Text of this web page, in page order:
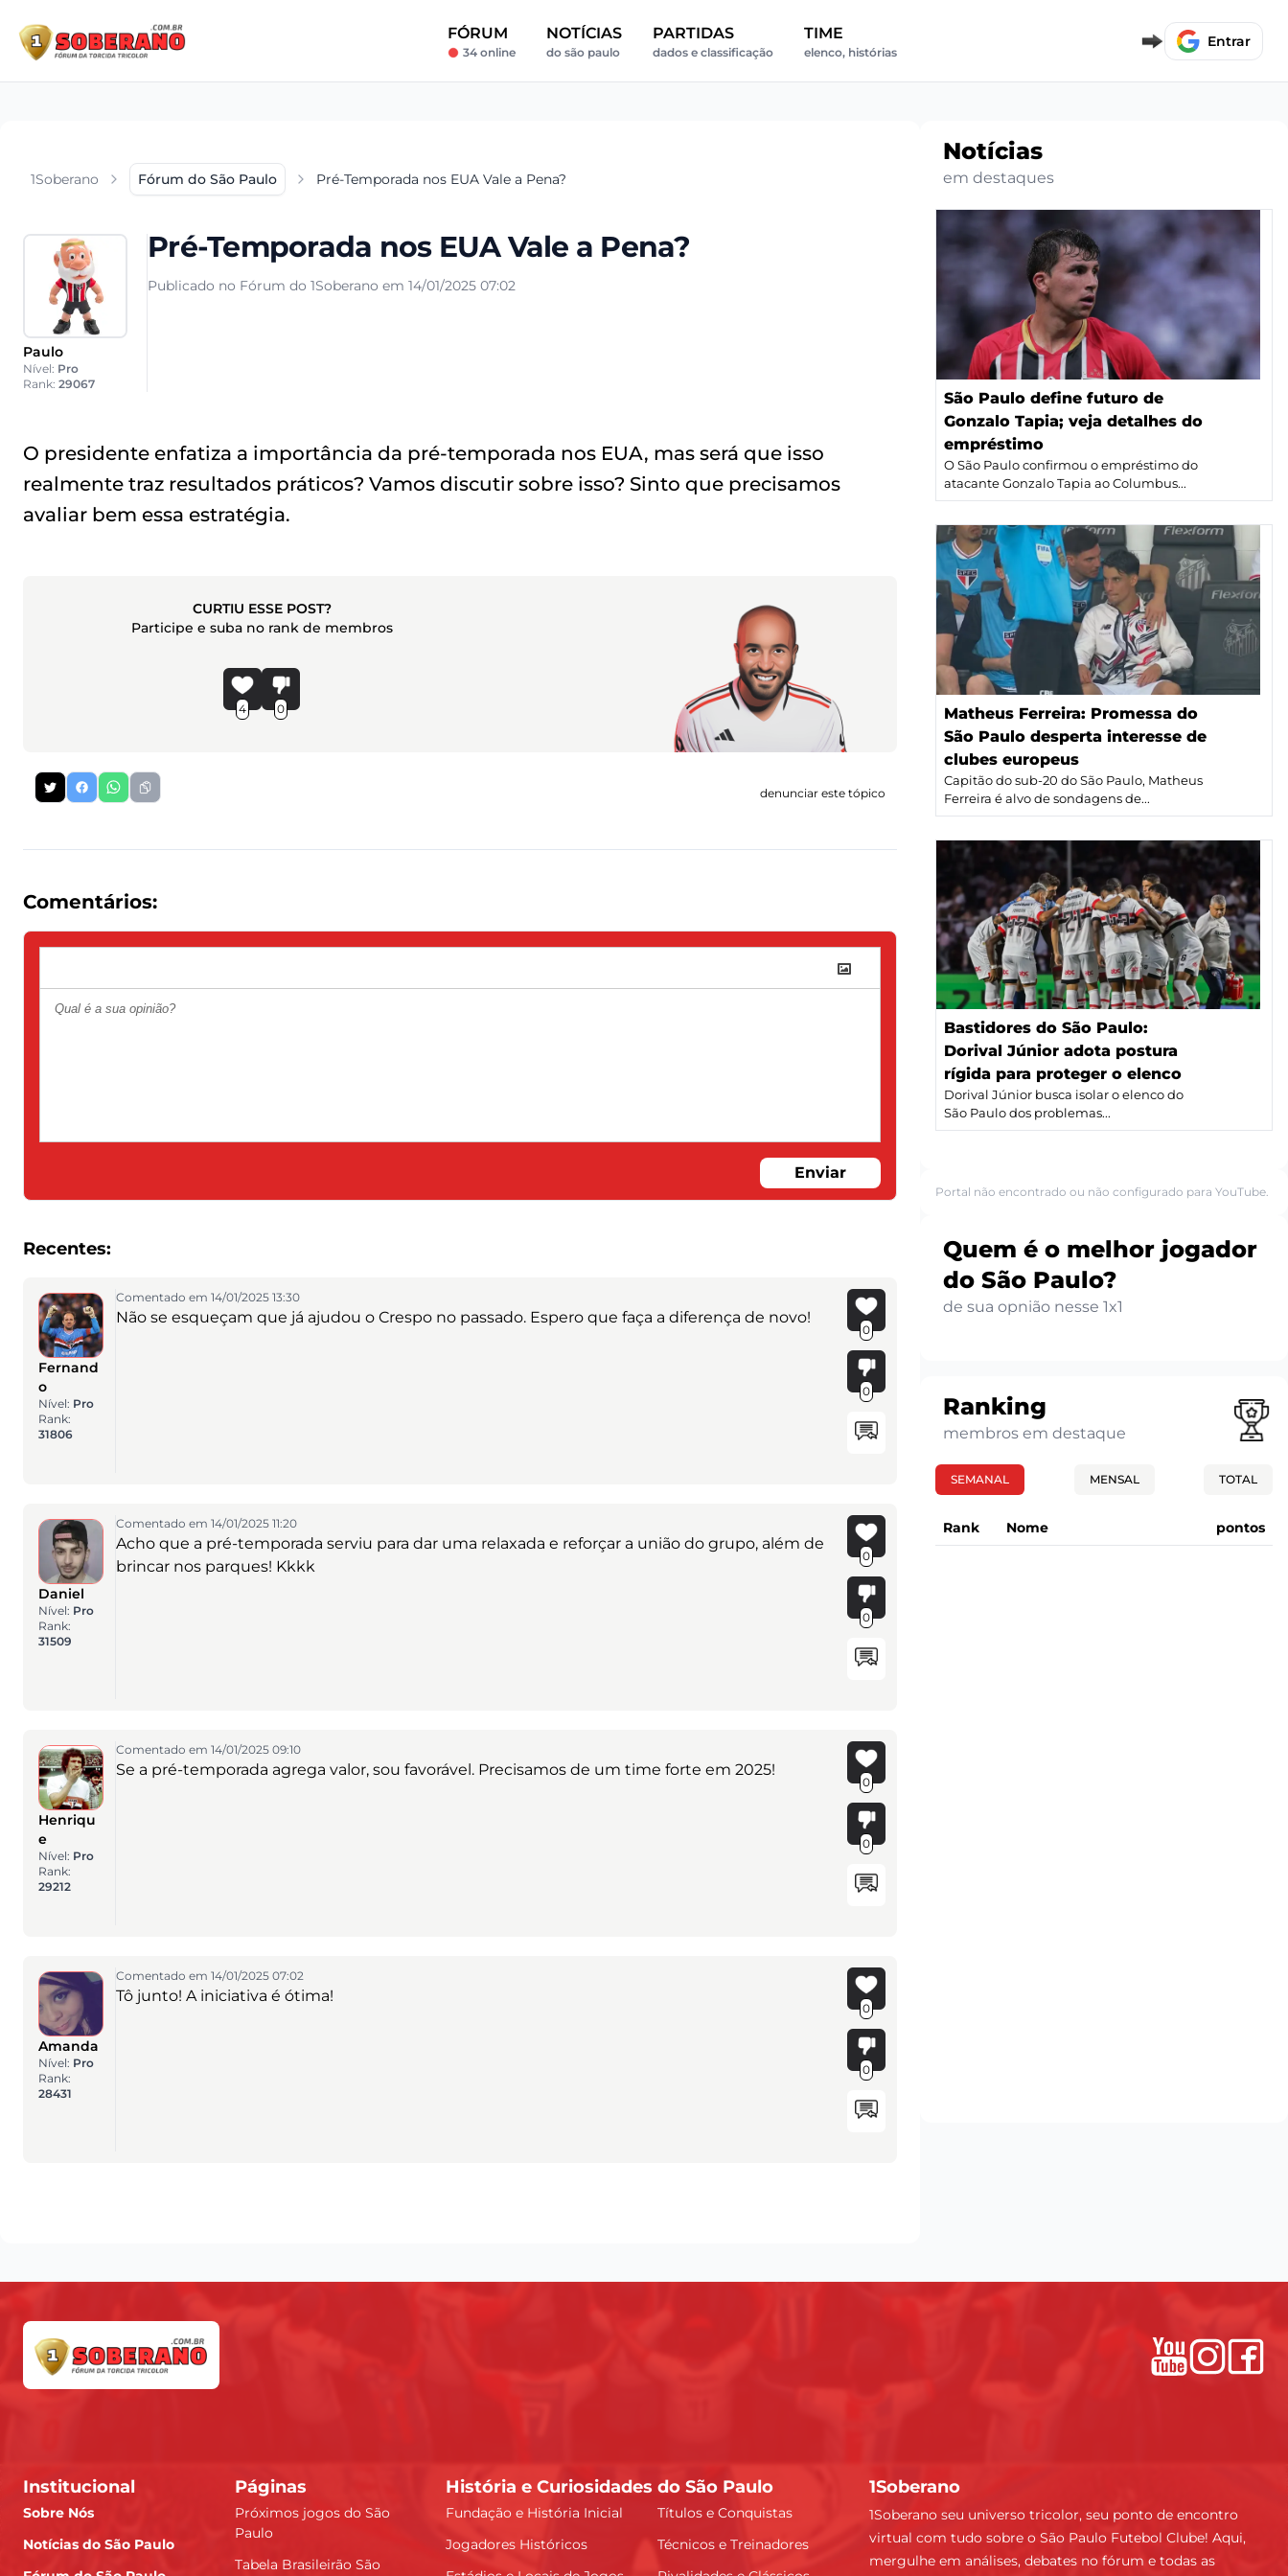
FÓRUM
34 online
NOTÍCIAS
do são paulo
PARTIDAS
dados e classificação
TIME
elenco, histórias
Entrar
1Soberano Fórum do São Paulo Pré-Temporada nos EUA Vale a Pena?
Paulo
Nível: Pro
Rank: 29067
Pré-Temporada nos EUA Vale a Pena?
Publicado no Fórum do 1Soberano em 14/01/2025 07:02
O presidente enfatiza a importância da pré-temporada nos EUA, mas será que isso
realmente traz resultados práticos? Vamos discutir sobre isso? Sinto que precisamos
avaliar bem essa estratégia.
CURTIU ESSE POST?
Participe e suba no rank de membros
4 0
denunciar este tópico
Comentários:
Enviar
Recentes:
Fernand
o
Nível: Pro
Rank:
31806
Comentado em 14/01/2025 13:30
Não se esqueçam que já ajudou o Crespo no passado. Espero que faça a diferença de novo!
0
0
Daniel
Nível: Pro
Rank:
31509
Comentado em 14/01/2025 11:20
Acho que a pré-temporada serviu para dar uma relaxada e reforçar a união do grupo, além de
brincar nos parques! Kkkk
0
0
Henriqu
e
Nível: Pro
Rank:
29212
Comentado em 14/01/2025 09:10
Se a pré-temporada agrega valor, sou favorável. Precisamos de um time forte em 2025!
0
0
Amanda
Nível: Pro
Rank:
28431
Comentado em 14/01/2025 07:02
Tô junto! A iniciativa é ótima!
0
0
Notícias
em destaques
São Paulo define futuro de
Gonzalo Tapia; veja detalhes do
empréstimo
O São Paulo confirmou o empréstimo do
atacante Gonzalo Tapia ao Columbus...
Matheus Ferreira: Promessa do
São Paulo desperta interesse de
clubes europeus
Capitão do sub-20 do São Paulo, Matheus
Ferreira é alvo de sondagens de...
Bastidores do São Paulo:
Dorival Júnior adota postura
rígida para proteger o elenco
Dorival Júnior busca isolar o elenco do
São Paulo dos problemas...
Portal não encontrado ou não configurado para YouTube.
Quem é o melhor jogador
do São Paulo?
de sua opnião nesse 1x1
Ranking
membros em destaque
SEMANAL MENSAL TOTAL
Rank Nome pontos
Institucional
Sobre Nós
Notícias do São Paulo
Páginas
Próximos jogos do São
Paulo
Tabela Brasileirão São
História e Curiosidades do São Paulo
Fundação e História Inicial
Títulos e Conquistas
Jogadores Históricos
Técnicos e Treinadores
1Soberano
1Soberano seu universo tricolor, seu ponto de encontro
virtual com tudo sobre o São Paulo Futebol Clube! Aqui,
mergulhe em análises, debates no fórum e todas as